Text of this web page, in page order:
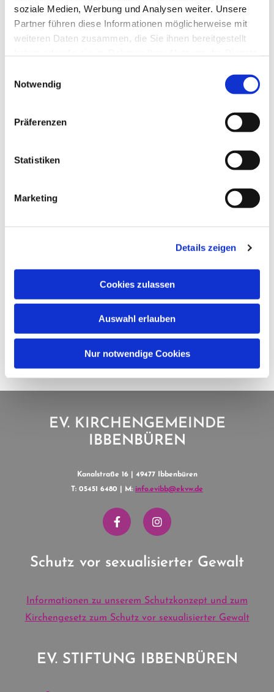
soziale Medien, Werbung und Analysen weiter. Unsere
Partner führen diese Informationen möglicherweise mit
weiteren Daten zusammen, die Sie ihnen bereitgestellt
Notwendig
Präferenzen
Statistiken
Marketing
Details zeigen
Cookies zulassen
Auswahl erlauben
Nur notwendige Cookies
Dies könnte Sie auch
interessieren
EV. KIRCHENGEMEINDE
IBBENBÜREN
Kanalstraße 16 | 49477 Ibbenbüren
T: 05451 6480 | M: info.evibb@ekvw.de
Schutz vor sexualisierter Gewalt
Informationen zu unserem Schutzkonzept und zum
Kirchengesetz zum Schutz vor sexualisierter Gewalt
EV. STIFTUNG IBBENBÜREN